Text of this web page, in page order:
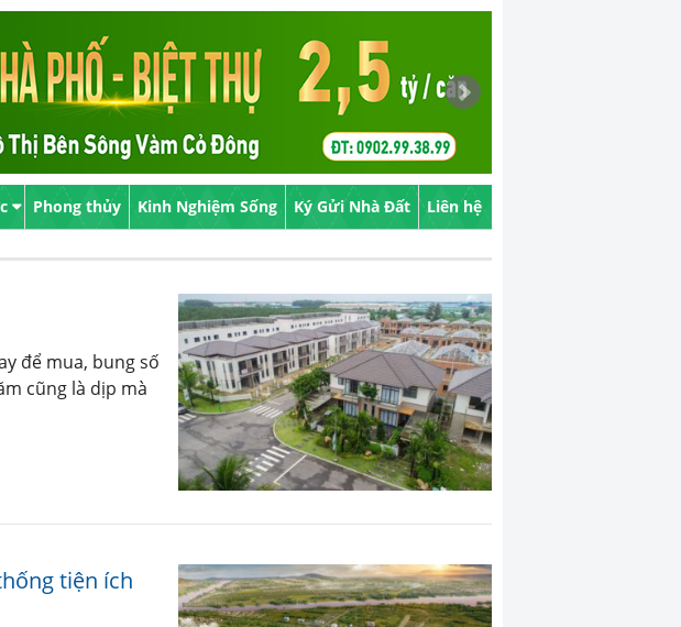
Phong thủy Kinh Nghiệm Sống Ký Gửi Nhà Đất Liên hệ
để mua, bung số
cũng là dịp mà
tiện ích